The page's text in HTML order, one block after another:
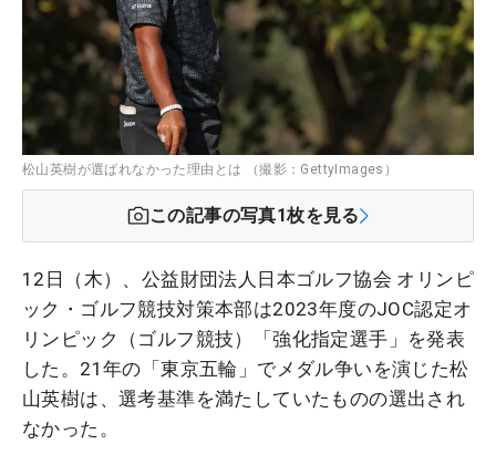
松山英樹が選ばれなかった理由とは （撮影：GettyImages）
この記事の写真1枚を見る
12日（木）、公益財団法人日本ゴルフ協会 オリンピ
ック・ゴルフ競技対策本部は2023年度のJOC認定オ
リンピック（ゴルフ競技）「強化指定選手」を発表
した。21年の「東京五輪」でメダル争いを演じた松
山英樹は、選考基準を満たしていたものの選出され
なかった。